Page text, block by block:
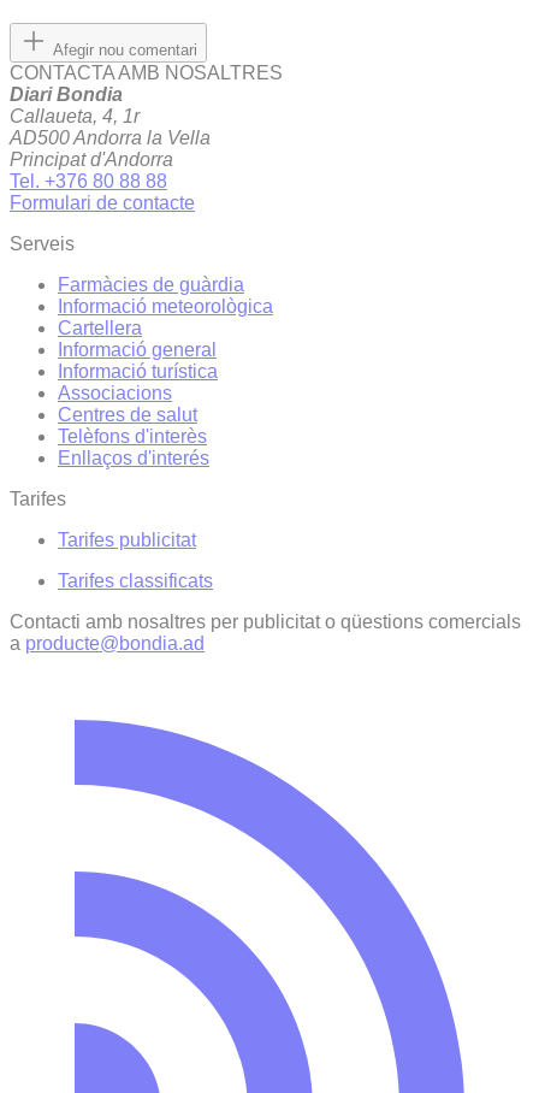
Afegir nou comentari
CONTACTA AMB NOSALTRES
Diari Bondia
Callaueta, 4, 1r
AD500 Andorra la Vella
Principat d'Andorra
Tel. +376 80 88 88
Formulari de contacte
Serveis
Farmàcies de guàrdia
Informació meteorològica
Cartellera
Informació general
Informació turística
Associacions
Centres de salut
Telèfons d'interès
Enllaços d'interés
Tarifes
Tarifes publicitat
Tarifes classificats
Contacti amb nosaltres per publicitat o qüestions comercials
a producte@bondia.ad